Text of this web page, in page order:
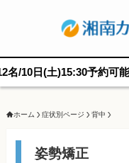
約可能です。
ホーム 症状別ページ 背中
姿勢矯正